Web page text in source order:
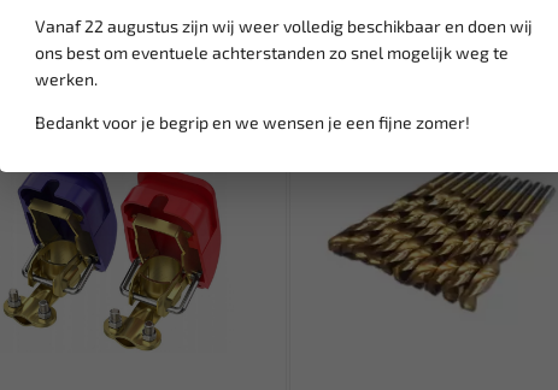
Vanaf 22 augustus zijn wij weer volledig beschikbaar en doen wij
ons best om eventuele achterstanden zo snel mogelijk weg te
werken.
Bedankt voor je begrip en we wensen je een fijne zomer!